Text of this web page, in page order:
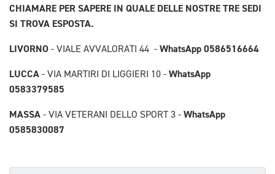
CHIAMARE PER SAPERE IN QUALE DELLE NOSTRE TRE SEDI
SI TROVA ESPOSTA.
LIVORNO - VIALE AVVALORATI 44 - WhatsApp 0586516664
LUCCA - VIA MARTIRI DI LIGGIERI 10 - WhatsApp
0583379585
MASSA - VIA VETERANI DELLO SPORT 3 - WhatsApp
0585830087